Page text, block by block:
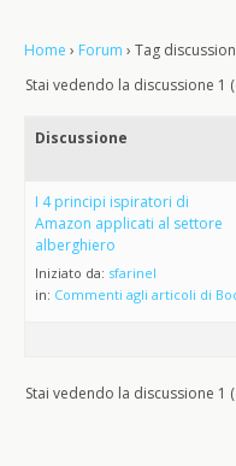
Home › Forum › Tag
Stai vedendo la discussione 1
Discussione
I 4 principi ispiratori di
Amazon applicati al settore
alberghiero
Iniziato da: sfarinel
in: Commenti agli articoli di
Stai vedendo la discussione 1